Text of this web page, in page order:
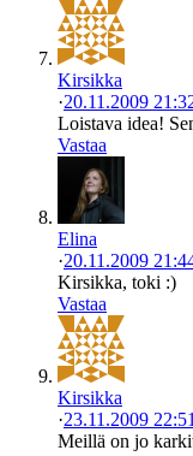
Kirsikka
·20.11.2009
Loistava idea!
Vastaa
Elina
·20.11.2009
Kirsikka, toki :)
Vastaa
Kirsikka
·23.11.2009 22:51
Meillä on jo